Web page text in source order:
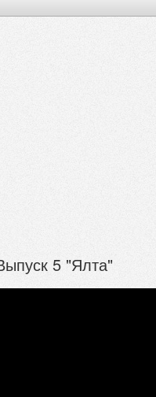
5 "Ялта"